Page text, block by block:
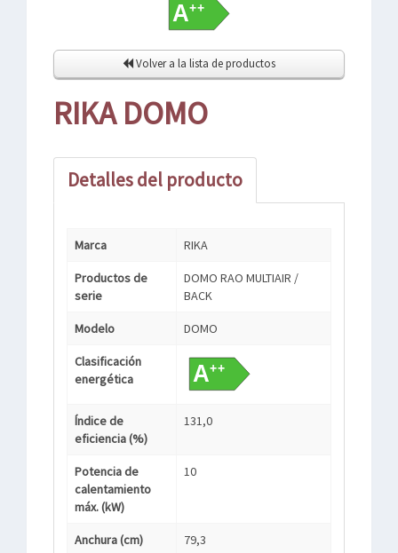
Volver a la lista de productos
RIKA DOMO
Detalles del producto
Marca RIKA
Productos de
serie
DOMO RAO MULTIAIR /
BACK
Modelo DOMO
Clasificación
energética
Índice de
eficiencia (%)
131,0
Potencia de
calentamiento
máx. (kW)
10
Anchura (cm) 79,3